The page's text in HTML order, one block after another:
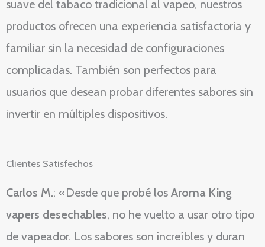
suave del tabaco tradicional al vapeo, nuestros
productos ofrecen una experiencia satisfactoria y
familiar sin la necesidad de configuraciones
complicadas. También son perfectos para
usuarios que desean probar diferentes sabores sin
invertir en múltiples dispositivos.
Clientes Satisfechos
Carlos M.: «Desde que probé los Aroma King
vapers desechables, no he vuelto a usar otro tipo
de vapeador. Los sabores son increíbles y duran